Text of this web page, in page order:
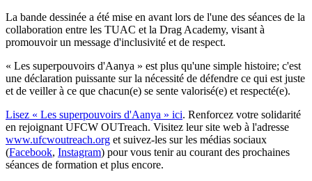
La bande dessinée a été mise en avant lors de l'une des séances de la
collaboration entre les TUAC et la Drag Academy, visant à
promouvoir un message d'inclusivité et de respect.
« Les superpouvoirs d'Aanya » est plus qu'une simple histoire; c'est
une déclaration puissante sur la nécessité de défendre ce qui est juste
et de veiller à ce que chacun(e) se sente valorisé(e) et respecté(e).
Lisez « Les superpouvoirs d'Aanya » ici. Renforcez votre solidarité
en rejoignant UFCW OUTreach. Visitez leur site web à l'adresse
www.ufcwoutreach.org et suivez-les sur les médias sociaux
(Facebook, Instagram) pour vous tenir au courant des prochaines
séances de formation et plus encore.